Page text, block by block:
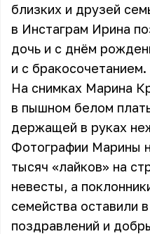
близких и друзей
в Инстаграм Ирина
дочь и с днём
и с бракосочетанием.
На снимках Марина
в пышном белом
держащей в руках
Фотографии Марины
тысяч «лайков» на
невесты, а
семейства оставили
поздравлений и